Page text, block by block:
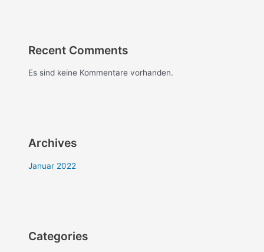
Recent Comments
Es sind keine Kommentare vorhanden.
Archives
Januar 2022
Categories